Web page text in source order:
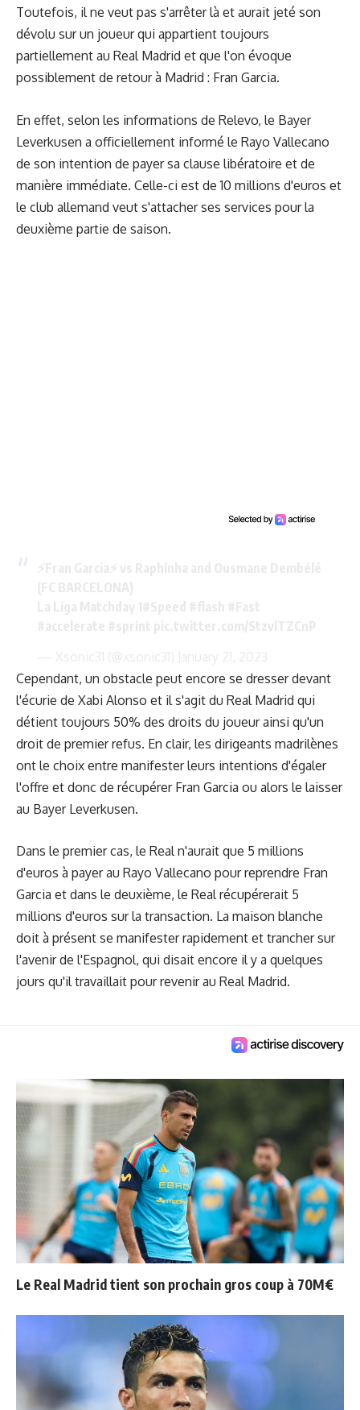
Toutefois, il ne veut pas s'arrêter là et aurait jeté son
dévolu sur un joueur qui appartient toujours
partiellement au Real Madrid et que l'on évoque
possiblement de retour à Madrid : Fran Garcia.
En effet, selon les informations de Relevo, le Bayer
Leverkusen a officiellement informé le Rayo Vallecano
de son intention de payer sa clause libératoire et de
manière immédiate. Celle-ci est de 10 millions d'euros et
le club allemand veut s'attacher ses services pour la
deuxième partie de saison.
Cependant, un obstacle peut encore se dresser devant
l'écurie de Xabi Alonso et il s'agit du Real Madrid qui
détient toujours 50% des droits du joueur ainsi qu'un
droit de premier refus. En clair, les dirigeants madrilènes
ont le choix entre manifester leurs intentions d'égaler
l'offre et donc de récupérer Fran Garcia ou alors le laisser
au Bayer Leverkusen.
Dans le premier cas, le Real n'aurait que 5 millions
d'euros à payer au Rayo Vallecano pour reprendre Fran
Garcia et dans le deuxième, le Real récupérerait 5
millions d'euros sur la transaction. La maison blanche
doit à présent se manifester rapidement et trancher sur
l'avenir de l'Espagnol, qui disait encore il y a quelques
jours qu'il travaillait pour revenir au Real Madrid.
Le Real Madrid tient son prochain gros coup à 70M€